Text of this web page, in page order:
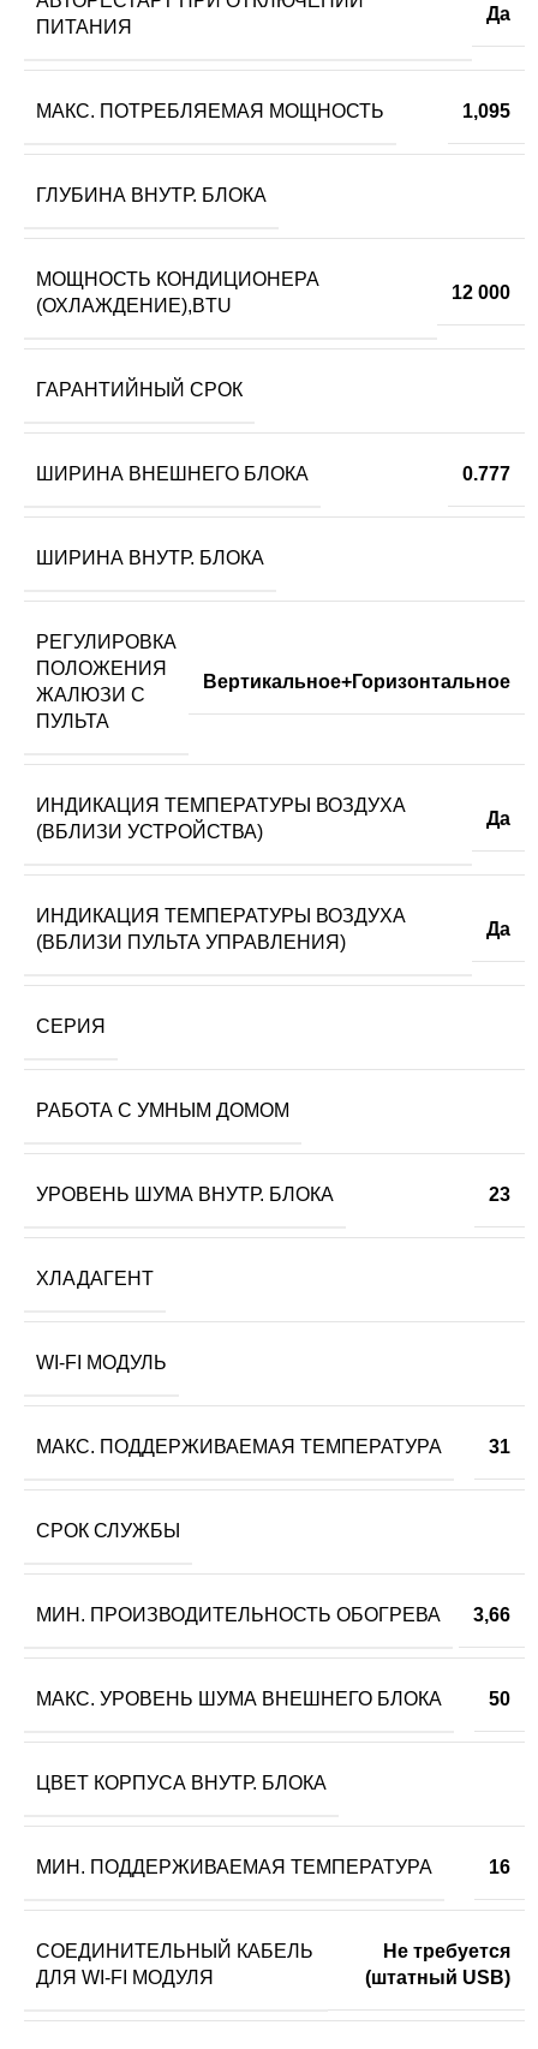
ПИТАНИЯ
Да
МАКС. ПОТРЕБЛЯЕМАЯ МОЩНОСТЬ 1,095
ГЛУБИНА ВНУТР. БЛОКА
МОЩНОСТЬ КОНДИЦИОНЕРА
(ОХЛАЖДЕНИЕ),BTU
12 000
ГАРАНТИЙНЫЙ СРОК
ШИРИНА ВНЕШНЕГО БЛОКА 0.777
ШИРИНА ВНУТР. БЛОКА
РЕГУЛИРОВКА
ПОЛОЖЕНИЯ
ЖАЛЮЗИ С
ПУЛЬТА
Вертикальное+Горизонтальное
ИНДИКАЦИЯ ТЕМПЕРАТУРЫ ВОЗДУХА
(ВБЛИЗИ УСТРОЙСТВА)
Да
ИНДИКАЦИЯ ТЕМПЕРАТУРЫ ВОЗДУХА
(ВБЛИЗИ ПУЛЬТА УПРАВЛЕНИЯ)
Да
СЕРИЯ
РАБОТА С УМНЫМ ДОМОМ
УРОВЕНЬ ШУМА ВНУТР. БЛОКА 23
ХЛАДАГЕНТ
WI-FI МОДУЛЬ
МАКС. ПОДДЕРЖИВАЕМАЯ ТЕМПЕРАТУРА 31
СРОК СЛУЖБЫ
МИН. ПРОИЗВОДИТЕЛЬНОСТЬ ОБОГРЕВА 3,66
МАКС. УРОВЕНЬ ШУМА ВНЕШНЕГО БЛОКА 50
ЦВЕТ КОРПУСА ВНУТР. БЛОКА
МИН. ПОДДЕРЖИВАЕМАЯ ТЕМПЕРАТУРА 16
СОЕДИНИТЕЛЬНЫЙ КАБЕЛЬ
ДЛЯ WI-FI МОДУЛЯ
Не требуется
(штатный USB)